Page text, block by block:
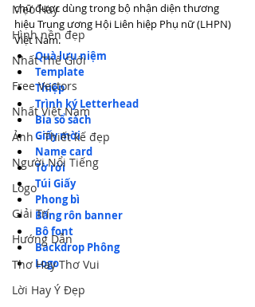
Mẹo Hay
Hình nền đẹp
Nhất Thế Giới
Free Vectors
Nhất Việt Nam
Ảnh - Thiết kế đẹp
Người Nổi Tiếng
Logo
Giải Trí
Hướng Dẫn
Thơ Hay Thơ Vui
Lời Hay Ý Đẹp
chữ được dùng trong bộ nhận diện thương
hiệu Trung ương Hội Liên hiệp Phụ nữ (LHPN)
Việt Nam.
Quà lưu niệm
Template
Thiệp
Trình ký Letterhead
Bìa sổ sách
Giấy mời
Name card
Tờ rời
Túi Giấy
Phong bì
Băng rôn banner
Bộ font
Backdrop Phông
Logo